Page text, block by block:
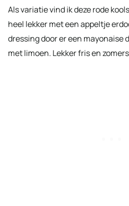
Als variatie vind ik deze rode
heel lekker met een appeltje
dressing door er een mayonaise
met limoen. Lekker fris en